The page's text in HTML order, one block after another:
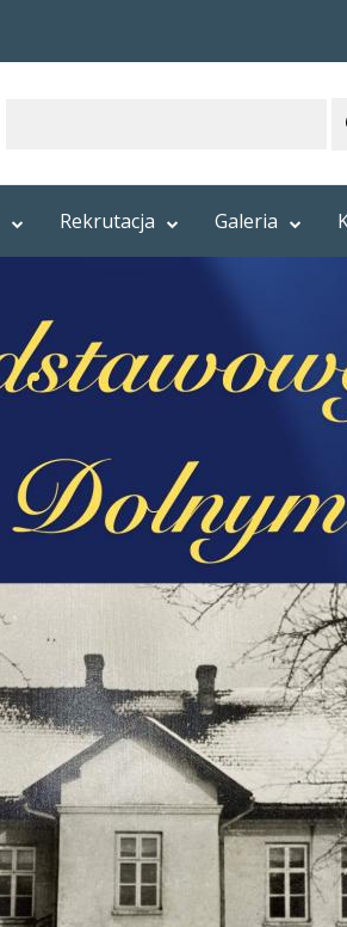
Rekrutacja Galeria